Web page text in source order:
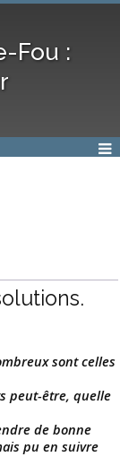
Fou :
sont celles
peut-être, quelle
de bonne
pu en suivre